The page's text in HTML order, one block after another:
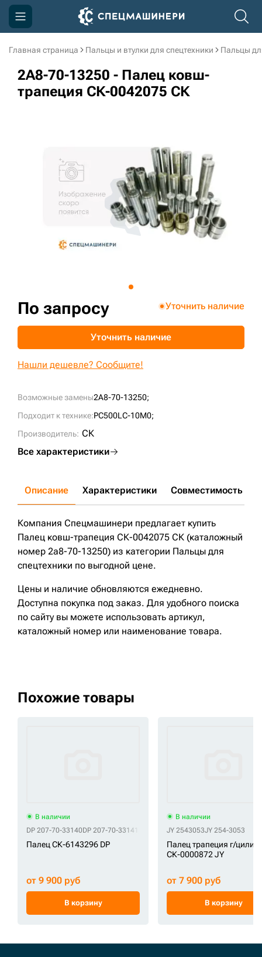
Главная страница Пальцы и втулки для спецтехники Пальцы
2A8-70-13250 - Палец ковш-
трапеция СК-0042075 СК
Возможные замены2A8-70-13250;
Подходит к технике:PC500LC-10M0;
Производитель: СК
Все характеристики
По запросу Уточнить наличие
Уточнить наличие
Нашли дешевле? Сообщите!
Описание Характеристики Совместимость
Компания Спецмашинери предлагает купить
Палец ковш-трапеция СК-0042075 СК (каталожный
номер 2a8-70-13250) из категории Пальцы для
спецтехники по выгодной цене.
Цены и наличие обновляются ежедневно.
Доступна покупка под заказ. Для удобного поиска
по сайту вы можете использовать артикул,
каталожный номер или наименование товара.
Похожие товары
В наличии
DP 207-70-33140DP 207-70-33141
Палец СК-6143296 DP
от 9 900 руб
В корзину
В наличии
JY 2543053JY 254-3053
Палец трапеция г/
СК-0000872 JY
от 7 900 руб
В корзину
Компания
Акции
3D тур по производству
3D тур по складам
sksale@skdst.ru